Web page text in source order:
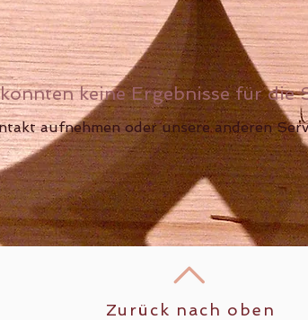
keine Ergebnisse für die
aufnehmen oder unsere anderen
Zurück nach oben